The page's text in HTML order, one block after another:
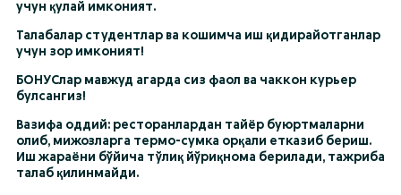
учун қулай имконият.
Талабалар студентлар ва кошимча иш қидирайотганлар
учун зор имконият!
БОНУСлар мавжуд агарда сиз фаол ва чаккон курьер
булсангиз!
Вазифа оддий: ресторанлардан тайёр буюртмаларни
олиб, мижозларга термо-сумка орқали етказиб бериш.
Иш жараёни бўйича тўлиқ йўриқнома берилади, тажриба
талаб қилинмайди.